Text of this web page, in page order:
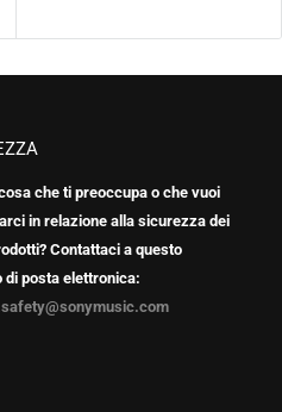
che ti preoccupa o che vuoi
in relazione alla sicurezza dei
Contattaci a questo
di posta elettronica: